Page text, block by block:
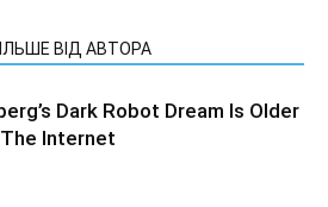
ВІД АВТОРА
Dark Robot Dream Is Older
Internet